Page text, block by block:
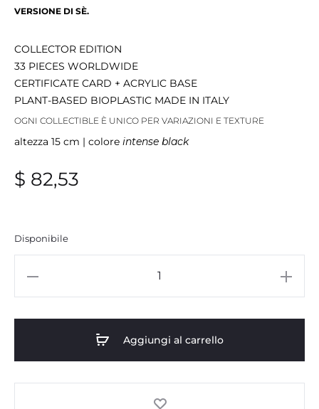
VERSIONE DI SÈ.
COLLECTOR EDITION
33 PIECES WORLDWIDE
CERTIFICATE CARD + ACRYLIC BASE
PLANT-BASED BIOPLASTIC MADE IN ITALY
OGNI COLLECTIBLE È UNICO PER VARIAZIONI E TEXTURE
altezza 15 cm | colore intense black
$ 82,53
Disponibile
Aggiungi al carrello